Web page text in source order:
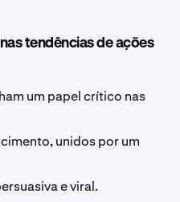
tendências de ações
um papel crítico nas
unidos por um
e viral.